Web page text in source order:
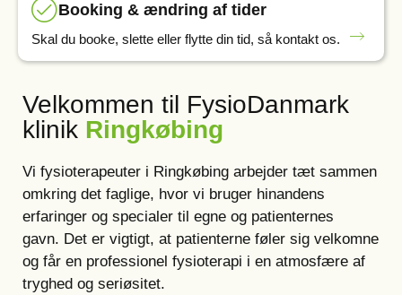
Booking & ændring af tider
Skal du booke, slette eller flytte din tid, så kontakt os.
Velkommen til FysioDanmark
klinik Ringkøbing
Vi fysioterapeuter i Ringkøbing arbejder tæt sammen
omkring det faglige, hvor vi bruger hinandens
erfaringer og specialer til egne og patienternes
gavn. Det er vigtigt, at patienterne føler sig velkomne
og får en professionel fysioterapi i en atmosfære af
tryghed og seriøsitet.